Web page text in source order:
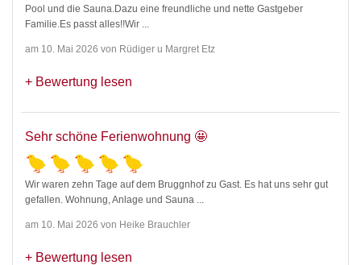
Pool und die Sauna.Dazu eine freundliche und nette Gastgeber
Familie.Es passt alles!!Wir
am 10. Mai 2026 von Rüdiger u Margret Etz
Bewertung lesen
Sehr schöne Ferienwohnung 🤩
Wir waren zehn Tage auf dem Bruggnhof zu Gast. Es hat uns sehr gut
gefallen. Wohnung, Anlage und Sauna ...
am 10. Mai 2026 von Heike Brauchler
Bewertung lesen